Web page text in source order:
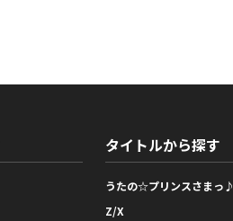
タイトルから探す
うたの☆プリンスさまっ♪
Z/X